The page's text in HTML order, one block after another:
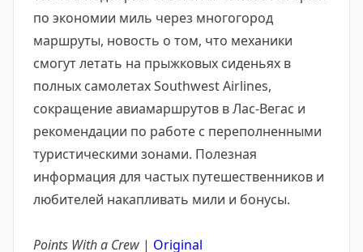
по экономии миль через многогород
маршруты, новость о том, что механики
смогут летать на прыжковых сиденьях в
полных самолетах Southwest Airlines,
сокращение авиамаршрутов в Лас-Вегас и
рекомендации по работе с переполненными
туристическими зонами. Полезная
информация для частых путешественников и
любителей накапливать мили и бонусы.
Points With a Crew | Original